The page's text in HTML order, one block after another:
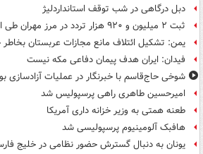
دبل درگاهی در شب توقف استانداردلیژ
ثبت ۲ میلیون و ۹۲۰ هزار تردد در مرز مهران طی ایام اربعین
یمن: تشکیل ائتلاف مانع مجازات عربستان
فیدان: ایران هدف پیمان دفاعی مکه نیست
شوخی حاج‌قاسم با خبرنگار در عملیات آزادسازی
امیرحسین طاهری راهی پرسپولیس شد
طعنه همتی به وزیر خزانه داری آمریکا
هافبک آلومینیوم پرسپولیسی شد
یونان به دنبال گسترش حضور نظامی در خلیج